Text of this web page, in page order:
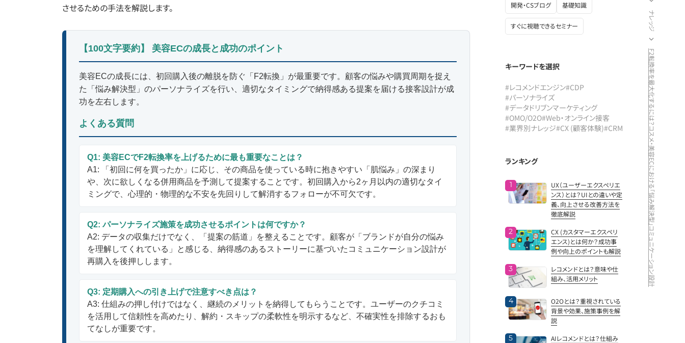
ナレッジ
F2転換率を最大化するには？コスメ・美容ECにおける「悩み解決型」コミュニケーション設計
させるための手法を解説します。
【100文字要約】 美容ECの成長と成功のポイント
美容ECの成長には、初回購入後の離脱を防ぐ「F2転換」が最重要です。顧客の悩みや購買周期を捉え
た「悩み解決型」のパーソナライズを行い、適切なタイミングで納得感ある提案を届ける接客設計が成
功を左右します。
よくある質問
Q1: 美容ECでF2転換率を上げるために最も重要なことは？
A1: 「初回に何を買ったか」に応じ、その商品を使っている時に抱きやすい「肌悩み」の深まり
や、次に欲しくなる併用商品を予測して提案することです。初回購入から2ヶ月以内の適切なタイ
ミングで、心理的・物理的な不安を先回りして解消するフォローが不可欠です。
Q2: パーソナライズ施策を成功させるポイントは何ですか？
A2: データの収集だけでなく、「提案の筋道」を整えることです。顧客が「ブランドが自分の悩み
を理解してくれている」と感じる、納得感のあるストーリーに基づいたコミュニケーション設計が
再購入を後押しします。
Q3: 定期購入への引き上げで注意すべき点は？
A3: 仕組みの押し付けではなく、継続のメリットを納得してもらうことです。ユーザーのクチコミ
を活用して信頼性を高めたり、解約・スキップの柔軟性を明示するなど、不確実性を排除するおも
てなしが重要です。
開発・CSブログ 基礎知識
すぐに視聴できるセミナー
キーワードを選択
#レコメンドエンジン#CDP
#パーソナライズ
#データドリブンマーケティング
#OMO/O2O#Web・オンライン接客
#業界別ナレッジ#CX (顧客体験)#CRM
ランキング
UX（ユーザーエクスペリエ
ンス）とは？UIとの違いや定
義、向上させる改善方法を
徹底解説
CX (カスタマーエクスペリ
エンス)とは何か？成功事
例や向上のポイントも解説
レコメンドとは？意味や仕
組み、活用メリット
O2Oとは？重視されている
背景や効果、施策事例を解
説
AIレコメンドとは？仕組み